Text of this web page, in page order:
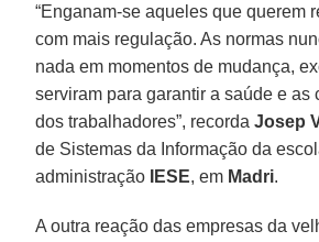
“Enganam-se aqueles que querem
com mais regulação. As normas
nada em momentos de mudança,
serviram para garantir a saúde e as
dos trabalhadores”, recordaJosep
de Sistemas da Informação da
administração
IESE, em Madri.
A outra reação das empresas da